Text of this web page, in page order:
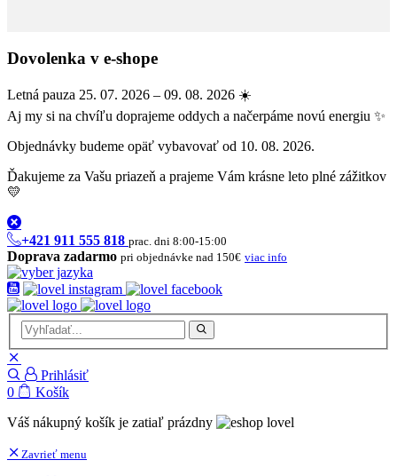
Dovolenka v e-shope
Letná pauza 25. 07. 2026 – 09. 08. 2026 ☀️
Aj my si na chvíľu doprajeme oddych a načerpáme novú energiu ✨
Objednávky budeme opäť vybavovať od 10. 08. 2026.
Ďakujeme za Vašu priazeň a prajeme Vám krásne leto plné zážitkov
💛
+421 911 555 818 prac. dni 8:00-15:00
Doprava zadarmo pri objednávke nad 150€ viac info
Prihlásiť
0
Košík
Váš nákupný košík je zatiaľ prázdny
Zavrieť menu